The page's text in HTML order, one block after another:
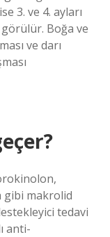
3. ve 4. ayları
Boğa ve
ve darı
makrolid
tedavi
anti-